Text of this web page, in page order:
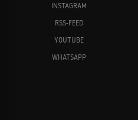
INSTAGRAM
RSS-FEED
YOUTUBE
WHATSAPP